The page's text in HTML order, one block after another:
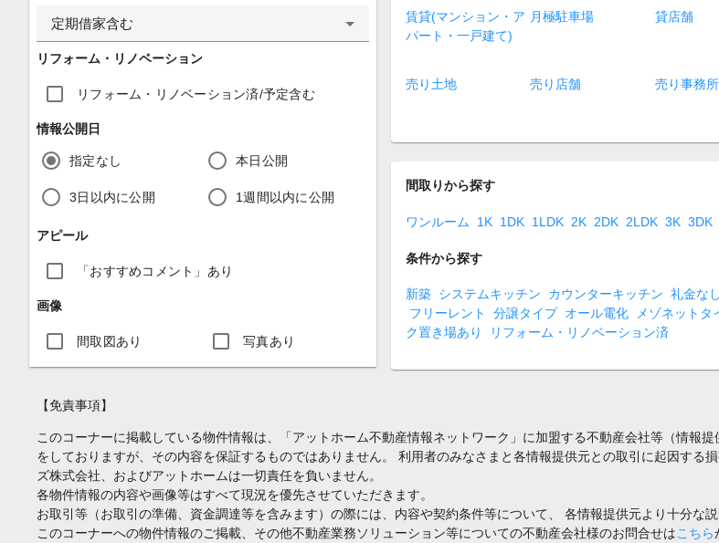
定期借家含む
リフォーム・リノベーション
リフォーム・リノベーション済/予定含む
情報公開日
指定なし 本日公開
3日以内に公開 1週間以内に公開
アピール
「おすすめコメント」あり
画像
間取図あり 写真あり
賃貸(マンション・ア
パート・一戸建て)
月極駐車場 貸店舗
売り土地 売り店舗 売り事務所
間取りから探す
ワンルーム 1K 1DK 1LDK 2K 2DK 2LDK 3K 3DK
条件から探す
新築 システムキッチン カウンターキッチン 礼金なし
フリーレント
分譲タイプ オール電化 メゾネットタ
ク置き場あり
リフォーム・リノベーション済
【免責事項】
このコーナーに掲載している物件情報は、「アットホーム不動産情報ネットワーク」に加盟する不動産会社等（情報
をしておりますが、その内容を保証するものではありません。 利用者のみなさまと各情報提供元との取引に起因す
ズ株式会社、およびアットホームは一切責任を負いません。
各物件情報の内容や画像等はすべて現況を優先させていただきます。
お取引等（お取引の準備、資金調達等を含みます）の際には、内容や契約条件等について、 各情報提供元より十分な
このコーナーへの物件情報のご掲載、その他不動産業務ソリューション等についての不動産会社様のお問合せはこちら